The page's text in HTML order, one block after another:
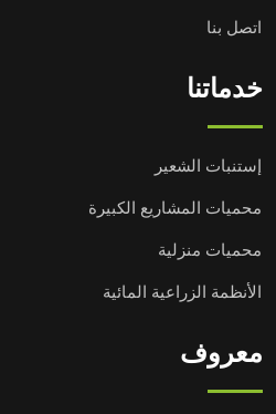
اتصل بنا
خدماتنا
إستنبات الشعير
محميات المشاريع الكبيرة
محميات منزلية
الأنظمة الزراعية المائية
معروف